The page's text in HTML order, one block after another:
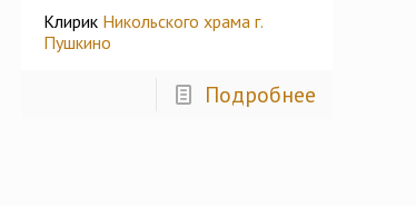
Клирик Никольского храма г.
Пушкино
Подробнее